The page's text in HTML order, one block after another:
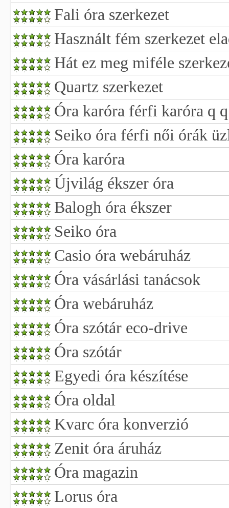
Fali óra szerkezet
Használt fém szerkezet
Hát ez meg miféle
Quartz szerkezet
Óra karóra férfi karóra q
Seiko óra férfi női órák
Óra karóra
Újvilág ékszer óra
Balogh óra ékszer
Seiko óra
Casio óra webáruház
Óra vásárlási tanácsok
Óra webáruház
Óra szótár eco-drive
Óra szótár
Egyedi óra készítése
Óra oldal
Kvarc óra konverzió
Zenit óra áruház
Óra magazin
Lorus óra